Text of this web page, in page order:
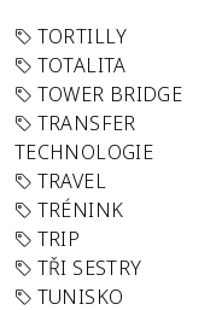
TORTILLY
TOTALITA
TOWER BRIDGE
TRANSFER
TECHNOLOGIE
TRAVEL
TRÉNINK
TRIP
TŘI SESTRY
TUNISKO